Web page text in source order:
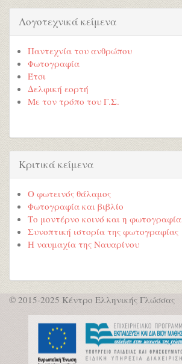
Λογοτεχνικά κείμενα
Παντεχνία του ανθρώπου
Φωτογραφία
Έτσι
Δελφική εορτή
Με τον τρόπο του Γ.Σ.
Κριτικά κείμενα
Ο φωτεινός θάλαμος
Φωτογραφία και βιβλίο
Το μοντέρνο κοινό και η φωτογραφία
Συνοπτική ιστορία της φωτογραφίας
Η ναυμαχία της Ναυαρίνου
© 2015-2025 Κέντρο Ελληνικής Γλώσσας